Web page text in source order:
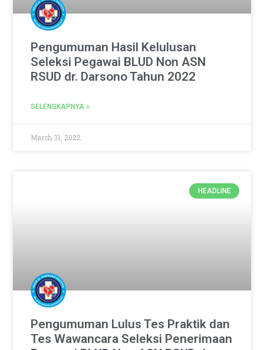
Pengumuman Hasil Kelulusan
Seleksi Pegawai BLUD Non ASN
RSUD dr. Darsono Tahun 2022
SELENGKAPNYA »
March 31, 2022
HEADLINE
Pengumuman Lulus Tes Praktik dan
Tes Wawancara Seleksi Penerimaan